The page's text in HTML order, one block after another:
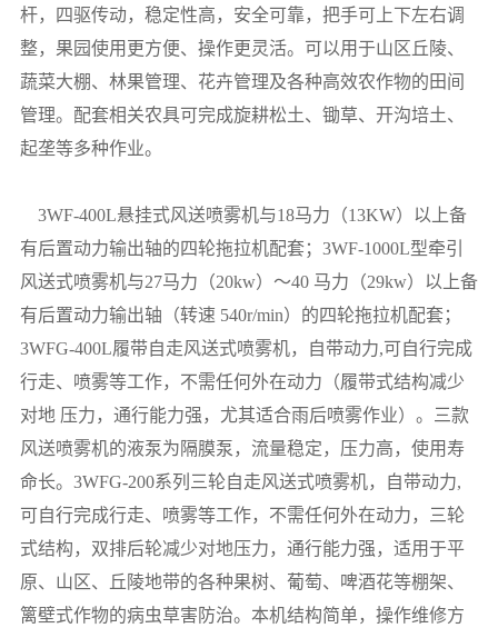
杆，四驱传动，稳定性高，安全可靠，把手可上下左右调
整，果园使用更方便、操作更灵活。可以用于山区丘陵、
蔬菜大棚、林果管理、花卉管理及各种高效农作物的田间
管理。配套相关农具可完成旋耕松土、锄草、开沟培土、
起垄等多种作业。
3WF-400L悬挂式风送喷雾机与18马力（13KW）以上备
有后置动力输出轴的四轮拖拉机配套； 3WF-1000L型牵引
风送式喷雾机与27马力（20kw）～40马力（29kw）以上备
有后置动力输出轴（转速 540r/min）的四轮拖拉机配套；
3WFG-400L履带自走风送式喷雾机，自带动力,可自行完成
行走、喷雾等工作，不需任何外在动力（履带式结构减少
对地压力，通行能力强，尤其适合雨后喷雾作业） 。
三款
风送喷雾机的液泵为隔膜泵，流量稳定，压力高，使用寿
命长。 3WFG-200系列三轮自走风送式喷雾机，自带动力,
可自行完成行走、喷雾等工作，不需任何外在动力，三轮
式结构，双排后轮减少对地压力，通行能力强，适用于平
原、山区、丘陵地带的各种果树、葡萄、啤酒花等棚架、
篱壁式作物的病虫草害防治。本机结构简单，操作维修方